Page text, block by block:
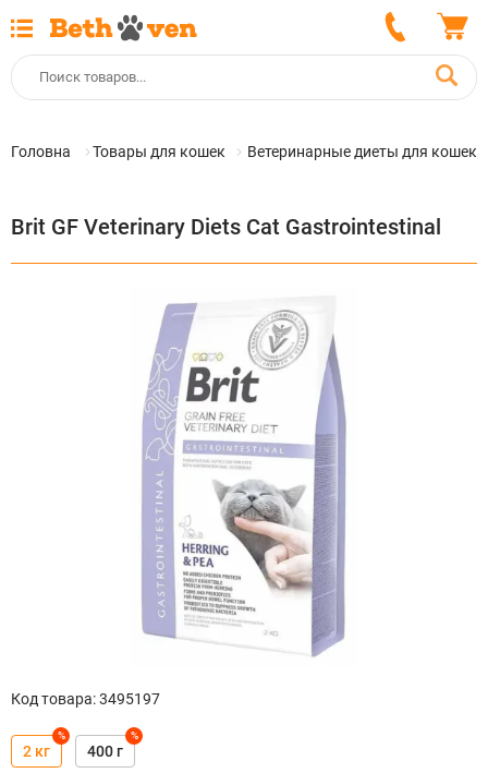
Головна Товары для кошек Ветеринарные диеты для кошек
Brit GF Veterinary Diets Cat Gastrointestinal
Код товара:3495197
2 кг
%
400 г
%